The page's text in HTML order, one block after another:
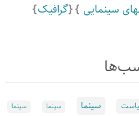
سینمایی گرافیک
سينما سينما سينما